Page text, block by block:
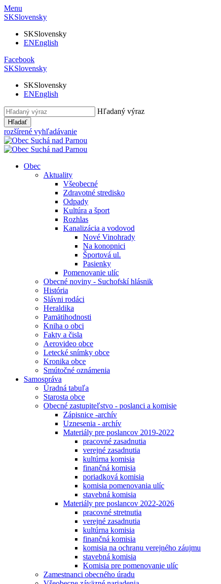
Menu
SKSlovensky
SKSlovensky
ENEnglish
Facebook
SKSlovensky
SKSlovensky
ENEnglish
Hľadaný výraz
Hľadať
rozšírené vyhľadávanie
Obec
Aktuality
Všeobecné
Zdravotné stredisko
Odpady
Kultúra a šport
Rozhlas
Kanalizácia a vodovod
Nové Vinohrady
Na konopnici
Športová ul.
Pasienky
Pomenovanie ulíc
Obecné noviny - Suchofskí hlásnik
História
Slávni rodáci
Heraldika
Pamätihodnosti
Kniha o obci
Fakty a čisla
Aerovideo obce
Letecké snímky obce
Kronika obce
Smútočné oznámenia
Samospráva
Úradná tabuľa
Starosta obce
Obecné zastupiteľstvo - poslanci a komisie
Zápisnice -archív
Uznesenia - archív
Materiály pre poslancov 2019-2022
pracovné zasadnutia
verejné zasadnutia
kultúrna komisia
finančná komisia
poriadková komisia
komisia pomenovania ulíc
stavebná komisia
Materiály pre poslancov 2022-2026
pracovné stretnutia
verejné zasadnutia
kultúrna komisia
finančná komisia
komisia na ochranu verejného záujmu
stavebná komisia
Komisia pre pomenovanie ulíc
Zamestnanci obecného úradu